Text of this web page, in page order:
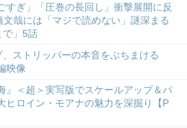
すぎ」「圧巻の長回し」衝撃展開に反
文哉には「マジで読めない」謎深まる
で」5話
ストリッパーの本音をぶちまける
映像
』＜超＞実写版でスケールアップ＆パ
ヒロイン・モアナの魅力を深掘り【P